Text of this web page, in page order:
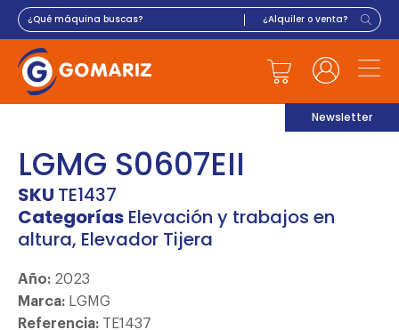
Newsletter
LGMG S0607EII
SKU TE1437
Categorías Elevación y trabajos en
altura, Elevador Tijera
Año: 2023
Marca: LGMG
Referencia: TE1437